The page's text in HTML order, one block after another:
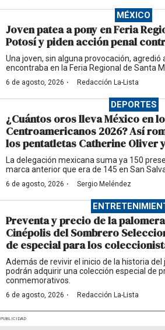
MÉXICO
Joven patea a pony en Feria
Potosí y piden acción penal
Una joven, sin alguna provocación, agredió
encontraba en la Feria Regional de Santa
6 de agosto, 2026 · Redacción La-Lista
DEPORTES
¿Cuántos oros lleva México en
Centroamericanos 2026? Así
los pentatletas Catherine Oliver
La delegación mexicana suma ya 150
marca anterior que era de 145 en San
6 de agosto, 2026 · Sergio Meléndez
Preventa y precio de la
Cinépolis del Sombrero
de especial para los
Además de revivir el inicio de la historia
podrán adquirir una colección especial de
conmemorativos.
6 de agosto, 2026 · Redacción La-Lista
PUBLICIDAD